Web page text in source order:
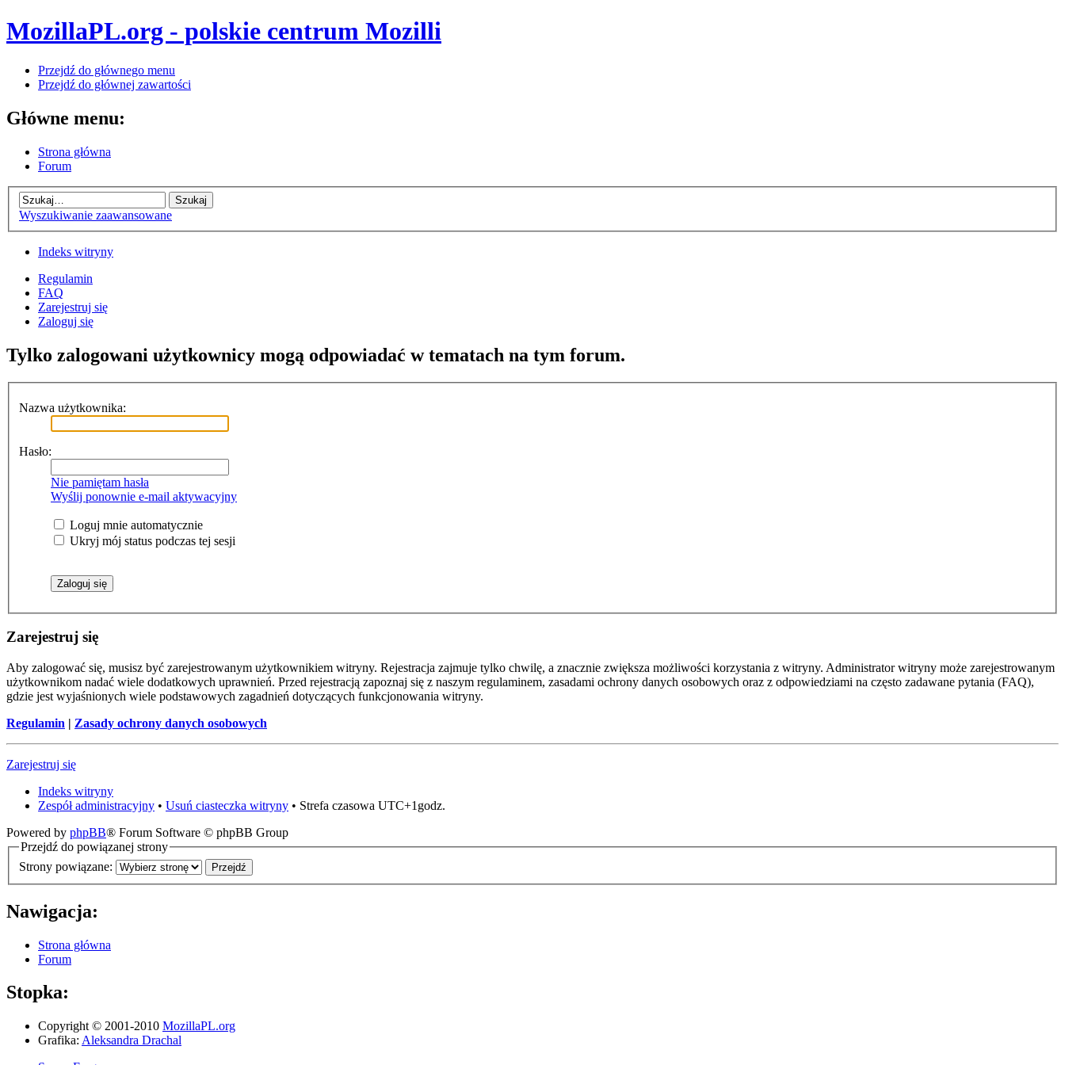
MozillaPL.org - polskie centrum Mozilli
Przejdź do głównego menu
Przejdź do głównej zawartości
Główne menu:
Strona główna
Forum
Wyszukiwanie zaawansowane
Indeks witryny
Regulamin
FAQ
Zarejestruj się
Zaloguj się
Tylko zalogowani użytkownicy mogą odpowiadać w tematach na tym forum.
Nazwa użytkownika:
Hasło:
Nie pamiętam hasła
Wyślij ponownie e-mail aktywacyjny
Loguj mnie automatycznie
Ukryj mój status podczas tej sesji
Zarejestruj się
Aby zalogować się, musisz być zarejestrowanym użytkownikiem witryny. Rejestracja zajmuje tylko chwilę, a znacznie zwiększa możliwości korzystania z witryny. Administrator witryny może zarejestrowanym
użytkownikom nadać wiele dodatkowych uprawnień. Przed rejestracją zapoznaj się z naszym regulaminem, zasadami ochrony danych osobowych oraz z odpowiedziami na często zadawane pytania (FAQ),
gdzie jest wyjaśnionych wiele podstawowych zagadnień dotyczących funkcjonowania witryny.
Regulamin | Zasady ochrony danych osobowych
Zarejestruj się
Indeks witryny
Zespół administracyjny • Usuń ciasteczka witryny • Strefa czasowa UTC+1godz.
Powered by phpBB® Forum Software © phpBB Group
Przejdź do powiązanej strony
Strony powiązane:
Nawigacja:
Strona główna
Forum
Stopka:
Copyright © 2001-2010 MozillaPL.org
Grafika: Aleksandra Drachal